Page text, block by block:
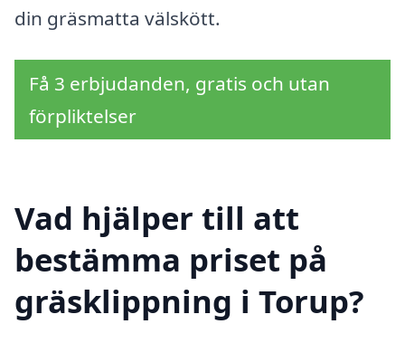
din gräsmatta välskött.
Få 3 erbjudanden, gratis och utan
förpliktelser
Vad hjälper till att
bestämma priset på
gräsklippning i Torup?